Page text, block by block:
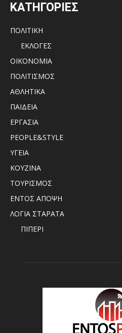
ΚΑΤΗΓΟΡΙΕΣ
ΠΟΛΙΤΙΚΗ
ΕΚΛΟΓΕΣ
ΟΙΚΟΝΟΜΙΑ
ΠΟΛΙΤΙΣΜΟΣ
ΑΘΛΗΤΙΚΑ
ΠΑΙΔΕΙΑ
ΕΡΓΑΣΙΑ
PEOPLE&STYLE
ΥΓΕΙΑ
ΚΟΥΖΙΝΑ
ΤΟΥΡΙΣΜΟΣ
ΕΝΤΟΣ ΑΠΟΨΗ
ΛΟΓΙΑ ΣΤΑΡΑΤΑ
ΠΙΠΕΡΙ